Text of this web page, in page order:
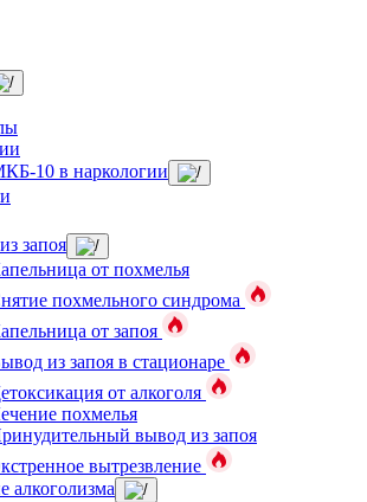
10 в наркологии
запоя
от похмелья
похмельного синдрома
от запоя
из запоя в стационаре
от алкоголя
похмелья
вывод из запоя
вытрезвление
алкоголизма